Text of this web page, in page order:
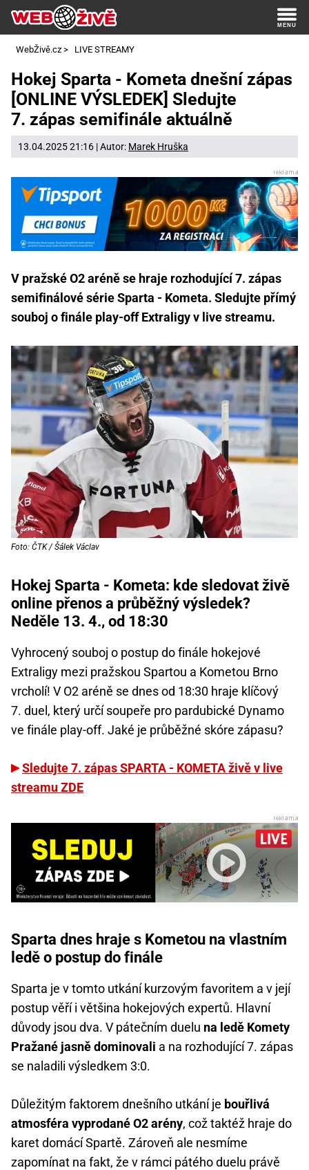
WebŽivě.cz > LIVE STREAMY
Hokej Sparta - Kometa dnešní zápas
[ONLINE VÝSLEDEK] Sledujte
7. zápas semifinále aktuálně
13.04.2025 21:16 | Autor: Marek Hruška
V pražské O2 aréně se hraje rozhodující 7. zápas
semifinálové série Sparta - Kometa. Sledujte přímý
souboj o finále play-off Extraligy v live streamu.
Foto: ČTK / Šálek Václav
Hokej Sparta - Kometa: kde sledovat živě
online přenos a průběžný výsledek?
Neděle 13. 4., od 18:30
Vyhrocený souboj o postup do finále hokejové
Extraligy mezi pražskou Spartou a Kometou Brno
vrcholí! V O2 aréně se dnes od 18:30 hraje klíčový
7. duel, který určí soupeře pro pardubické Dynamo
ve finále play-off. Jaké je průběžné skóre zápasu?
Sledujte 7. zápas SPARTA - KOMETA živě v live
streamu ZDE
Sparta dnes hraje s Kometou na vlastním
ledě o postup do finále
Sparta je v tomto utkání kurzovým favoritem a v její
postup věří i většina hokejových expertů. Hlavní
důvody jsou dva. V pátečním duelu na ledě Komety
Pražané jasně dominovali a na rozhodující 7. zápas
se naladili výsledkem 3:0.
Důležitým faktorem dnešního utkání je bouřlivá
atmosféra vyprodané O2 arény, což taktéž hraje do
karet domácí Spartě. Zároveň ale nesmíme
zapomínat na fakt, že v rámci pátého duelu právě